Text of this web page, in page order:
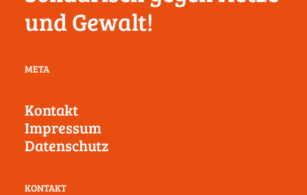
und Gewalt!
META
Kontakt
Impressum
Datenschutz
KONTAKT